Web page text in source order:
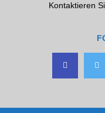
Kontaktieren